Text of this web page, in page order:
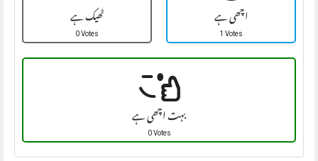
ٹھیک ہے
0 Votes اچھی ہے
1 Votes
بہت اچھی ہے
0 Votes